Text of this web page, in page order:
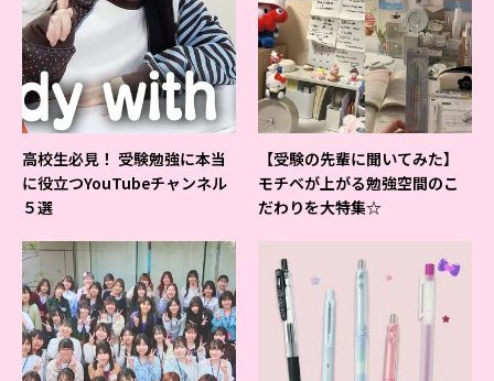
高校生必見！ 受験勉強に本当
に役立つYouTubeチャンネル
５選
【受験の先輩に聞いてみた】
モチベが上がる勉強空間のこ
だわりを大特集☆